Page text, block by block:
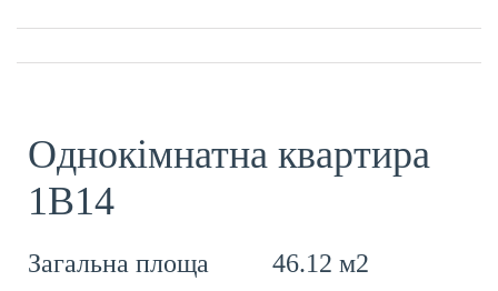
Однокімнатна квартира
1В14
Загальна площа
46.12 м2